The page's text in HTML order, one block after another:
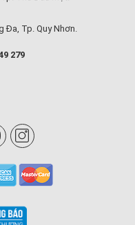
Đa, Tp. Quy Nhơn.
279